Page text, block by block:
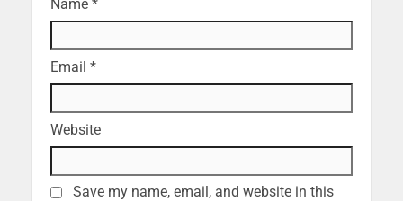
Name *
Email *
Website
Save my name, email, and website in this